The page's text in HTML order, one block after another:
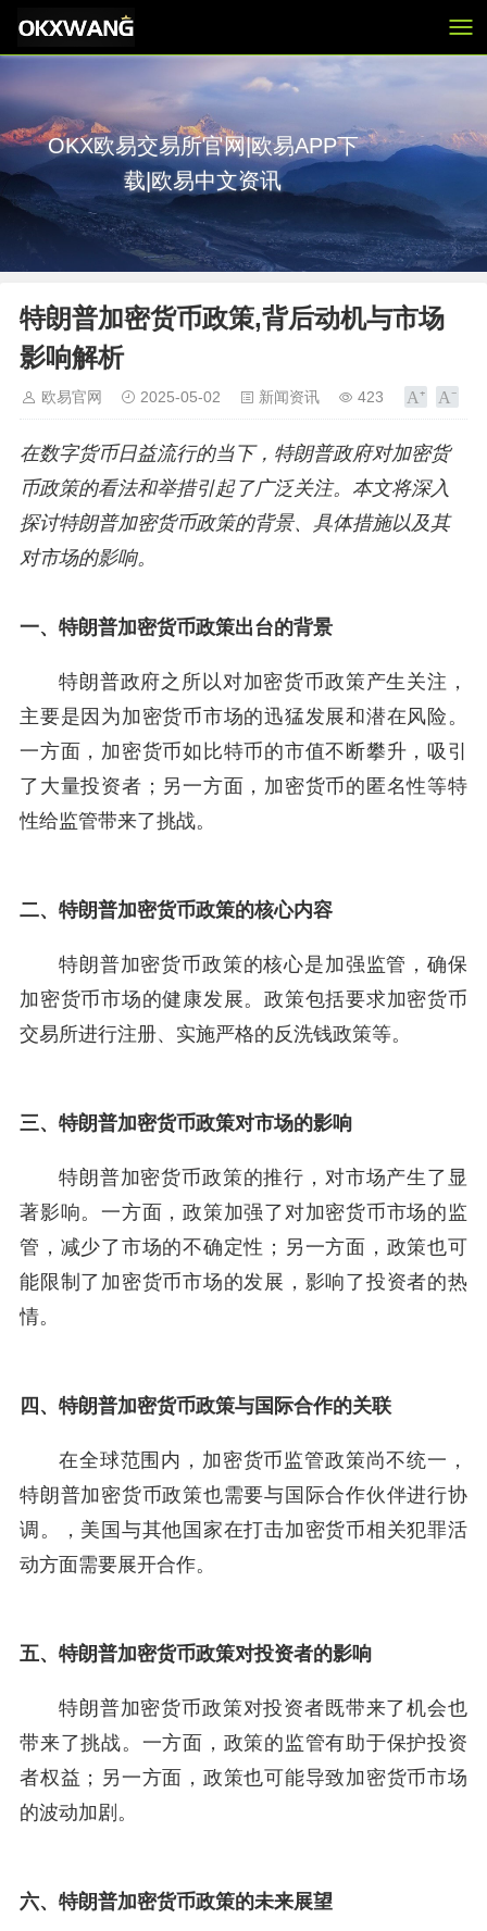
OKX欧易交易所官网|欧易APP下
载|欧易中文资讯
特朗普加密货币政策,背后动机与市场
影响解析
欧易官网 2025-05-02 新闻资讯 423
在数字货币日益流行的当下，特朗普政府对加密货
币政策的看法和举措引起了广泛关注。本文将深入
探讨特朗普加密货币政策的背景、具体措施以及其
对市场的影响。
一、特朗普加密货币政策出台的背景
特朗普政府之所以对加密货币政策产生关注，
主要是因为加密货币市场的迅猛发展和潜在风险。
一方面，加密货币如比特币的市值不断攀升，吸引
了大量投资者；另一方面，加密货币的匿名性等特
性给监管带来了挑战。
二、特朗普加密货币政策的核心内容
特朗普加密货币政策的核心是加强监管，确保
加密货币市场的健康发展。政策包括要求加密货币
交易所进行注册、实施严格的反洗钱政策等。
三、特朗普加密货币政策对市场的影响
特朗普加密货币政策的推行，对市场产生了显
著影响。一方面，政策加强了对加密货币市场的监
管，减少了市场的不确定性；另一方面，政策也可
能限制了加密货币市场的发展，影响了投资者的热
情。
四、特朗普加密货币政策与国际合作的关联
在全球范围内，加密货币监管政策尚不统一，
特朗普加密货币政策也需要与国际合作伙伴进行协
调。，美国与其他国家在打击加密货币相关犯罪活
动方面需要展开合作。
五、特朗普加密货币政策对投资者的影响
特朗普加密货币政策对投资者既带来了机会也
带来了挑战。一方面，政策的监管有助于保护投资
者权益；另一方面，政策也可能导致加密货币市场
的波动加剧。
六、特朗普加密货币政策的未来展望